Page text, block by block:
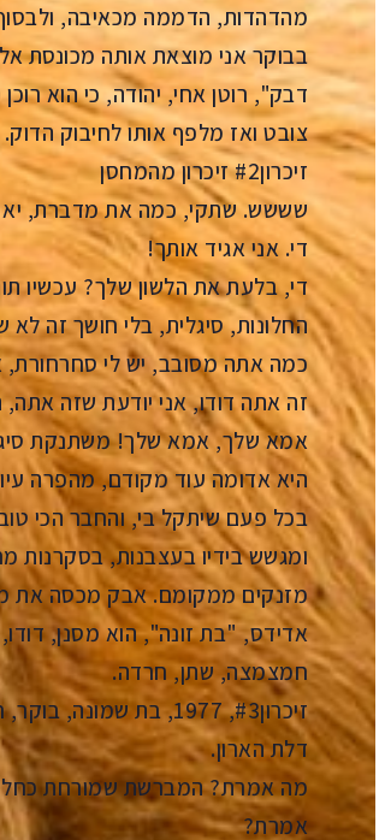
מהדהדות, הדממה מכאיבה,
בבוקר אני מוצאת אותה
דבק", רוטן אחי, יהודה, כי הוא
צובט ואז מלפף אותו לחיבוק
זיכרון#2 זיכרון מהמחסן
שששש. שתקי, כמה את מדברת, יא
די. אני אגיד אותך!
די, בלעת את הלשון שלך? עכשיו
החלונות, סיגלית, בלי חושך זה לא
כמה אתה מסובב, יש לי סחרחורת,
זה אתה דודו, אני יודעת שזה
אמא שלך, אמא שלך! משתנקת
היא אדומה עוד מקודם, מהפרה
בכל פעם שיתקל בי, והחבר הכי
ומגשש בידיו בעצבנות,
מזנקים ממקומם. אבק מכסה את
אדידס, "בת זונה", הוא מסנן,
חמצמצה, שתן, חרדה.
זיכרון#3, 1977, בת
דלת הארון.
מה אמרת? המברשת שמורחת כחל
אמרת?